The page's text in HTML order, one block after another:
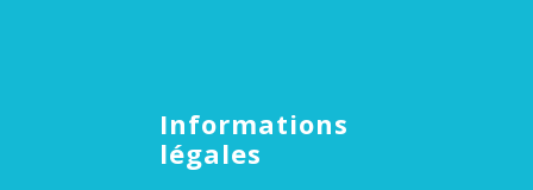
Informations
légales